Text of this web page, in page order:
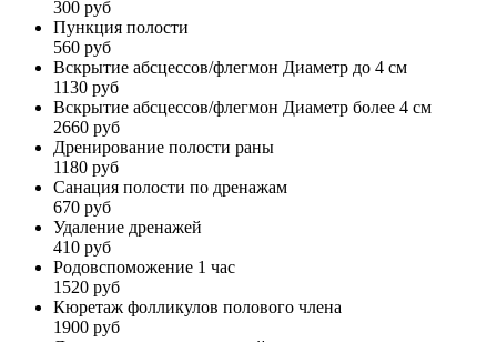
300 руб
Пункция полости
560 руб
Вскрытие абсцессов/флегмон Диаметр до 4 см
1130 руб
Вскрытие абсцессов/флегмон Диаметр более 4 см
2660 руб
Дренирование полости раны
1180 руб
Санация полости по дренажам
670 руб
Удаление дренажей
410 руб
Родовспоможение 1 час
1520 руб
Кюретаж фолликулов полового члена
1900 руб